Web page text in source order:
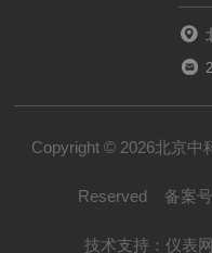
Copyright © 2026北京中
Reserved 备案号
技术支持： 仪表网